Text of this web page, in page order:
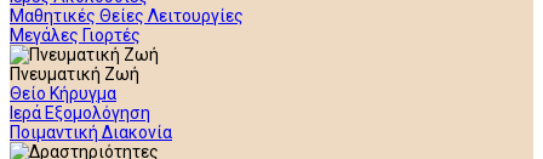
Μαθητικές Θείες Λειτουργίες
Μεγάλες Γιορτές
Πνευματική Ζωή
Θείο Κήρυγμα
Ιερά Εξομολόγηση
Ποιμαντική Διακονία